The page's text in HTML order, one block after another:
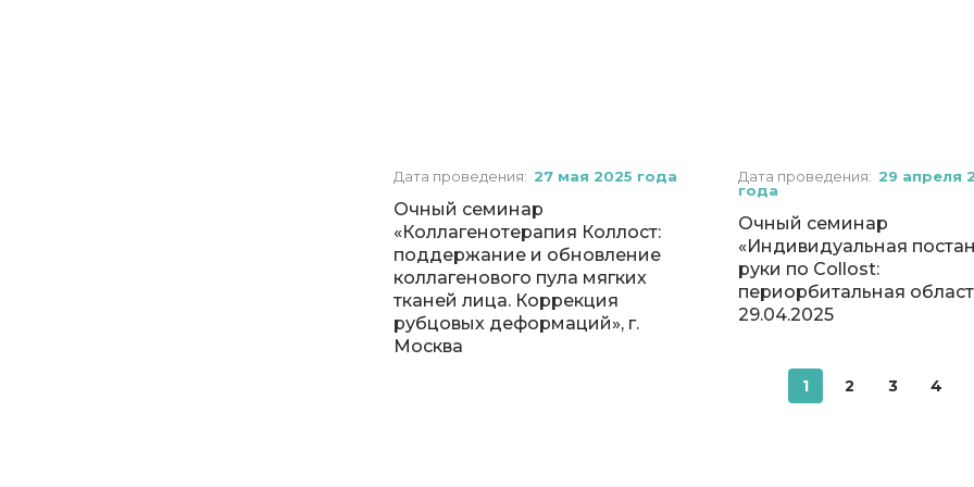
Дата проведения: 27 мая 2025 года
Очный семинар
«Коллагенотерапия Коллост:
поддержание и обновление
коллагенового пула мягких
тканей лица. Коррекция
рубцовых деформаций», г.
Москва
Дата проведения: 29 апреля
года
Очный семинар
«Индивидуальная
руки по Collost:
периорбитальная
29.04.2025
1 2 3 4